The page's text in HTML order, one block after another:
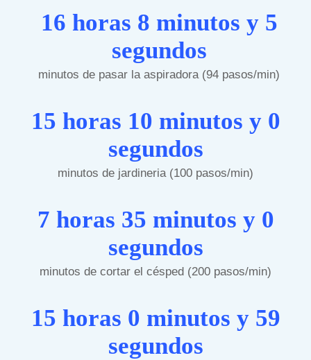
16 horas 8 minutos y 5
segundos
minutos de pasar la aspiradora (94 pasos/min)
15 horas 10 minutos y 0
segundos
minutos de jardineria (100 pasos/min)
7 horas 35 minutos y 0
segundos
minutos de cortar el césped (200 pasos/min)
15 horas 0 minutos y 59
segundos